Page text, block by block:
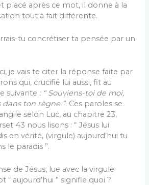
placé après ce mot, il donne à la
tout à fait différente.
tu concrétiser ta pensée par un
je vais te citer la réponse faite par
qui, crucifié lui aussi, fit au
suivante : “ Souviens-toi de moi,
ton règne ”. Ces paroles se
selon Luc, au chapitre 23,
43 nous lisons : “ Jésus lui
en vérité, (virgule) aujourd’hui tu
le paradis ”.
de Jésus, lue avec la virgule
“ aujourd’hui ” signifie quoi ?